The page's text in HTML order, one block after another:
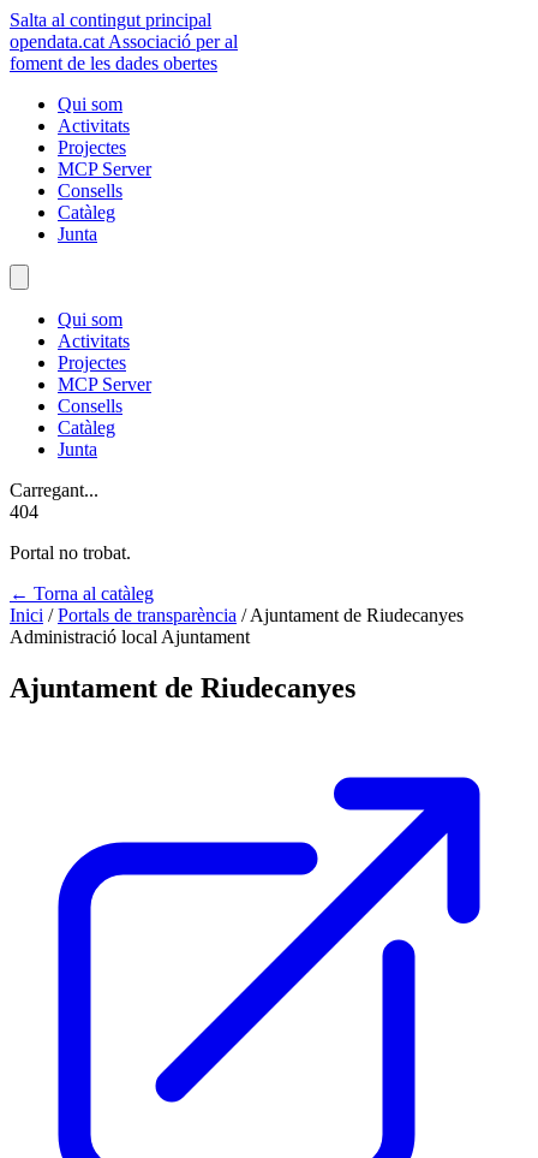
Salta al contingut principal
opendata.cat Associació per al
foment de les dades obertes
Qui som
Activitats
Projectes
MCP Server
Consells
Catàleg
Junta
Qui som
Activitats
Projectes
MCP Server
Consells
Catàleg
Junta
Carregant...
404
Portal no trobat.
← Torna al catàleg
Inici / Portals de transparència / Ajuntament de Riudecanyes
Administració local Ajuntament
Ajuntament de Riudecanyes